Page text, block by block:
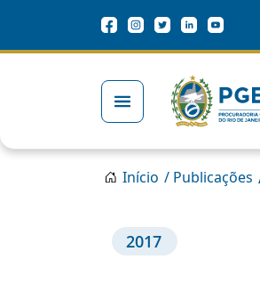
Redes Sociais
Trilha de navegação
Início / Publicações
2017